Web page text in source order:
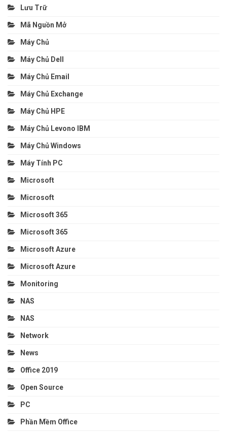
Lưu Trữ
Mã Nguồn Mở
Máy Chủ
Máy Chủ Dell
Máy Chủ Email
Máy Chủ Exchange
Máy Chủ HPE
Máy Chủ Levono IBM
Máy Chủ Windows
Máy Tính PC
Microsoft
Microsoft
Microsoft 365
Microsoft 365
Microsoft Azure
Microsoft Azure
Monitoring
NAS
NAS
Network
News
Office 2019
Open Source
PC
Phần Mềm Office